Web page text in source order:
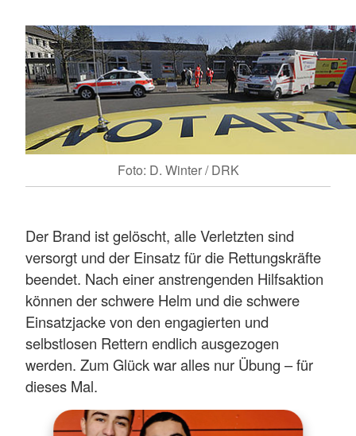
Foto: D. Winter / DRK
Der Brand ist gelöscht, alle Verletzten sind
versorgt und der Einsatz für die Rettungskräfte
beendet. Nach einer anstrengenden Hilfsaktion
können der schwere Helm und die schwere
Einsatzjacke von den engagierten und
selbstlosen Rettern endlich ausgezogen
werden. Zum Glück war alles nur Übung – für
dieses Mal.